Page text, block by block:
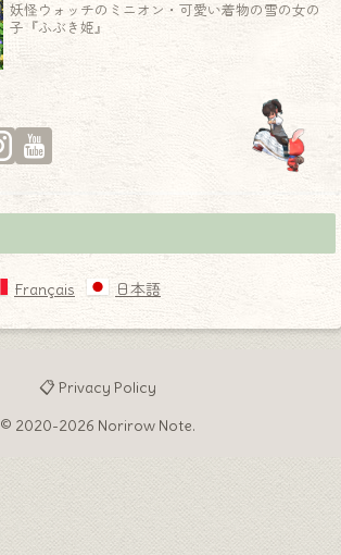
妖怪ウォッチのミニオン・可愛い着物の雪の女の
子『ふぶき姫』
Français 日本語
📋 Privacy Policy
© 2020-2026 Norirow Note.